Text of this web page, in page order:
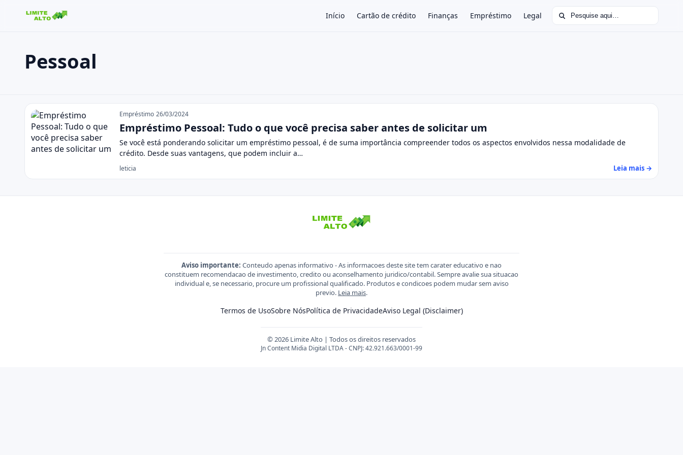
Início Cartão de crédito Finanças Empréstimo Legal Buscar por:
Buscar no site
Pressione Enter para buscar ou ESC para fechar.
Pessoal
Pessoal Empréstimo 26/03/2024
Empréstimo Pessoal: Tudo o que você precisa saber antes de solicitar um
Se você está ponderando solicitar um empréstimo pessoal, é de suma importância compreender todos os aspectos envolvidos nessa modalidade de
crédito. Desde suas vantagens, que podem incluir a…
leticia Leia mais →
Aviso importante: Conteudo apenas informativo - As informacoes deste site tem carater educativo e nao
constituem recomendacao de investimento, credito ou aconselhamento juridico/contabil. Sempre avalie sua situacao
individual e, se necessario, procure um profissional qualificado. Produtos e condicoes podem mudar sem aviso
previo. Leia mais.
Termos de UsoSobre NósPolítica de PrivacidadeAviso Legal (Disclaimer)
© 2026 Limite Alto | Todos os direitos reservados
Jn Content Midia Digital LTDA - CNPJ: 42.921.663/0001-99